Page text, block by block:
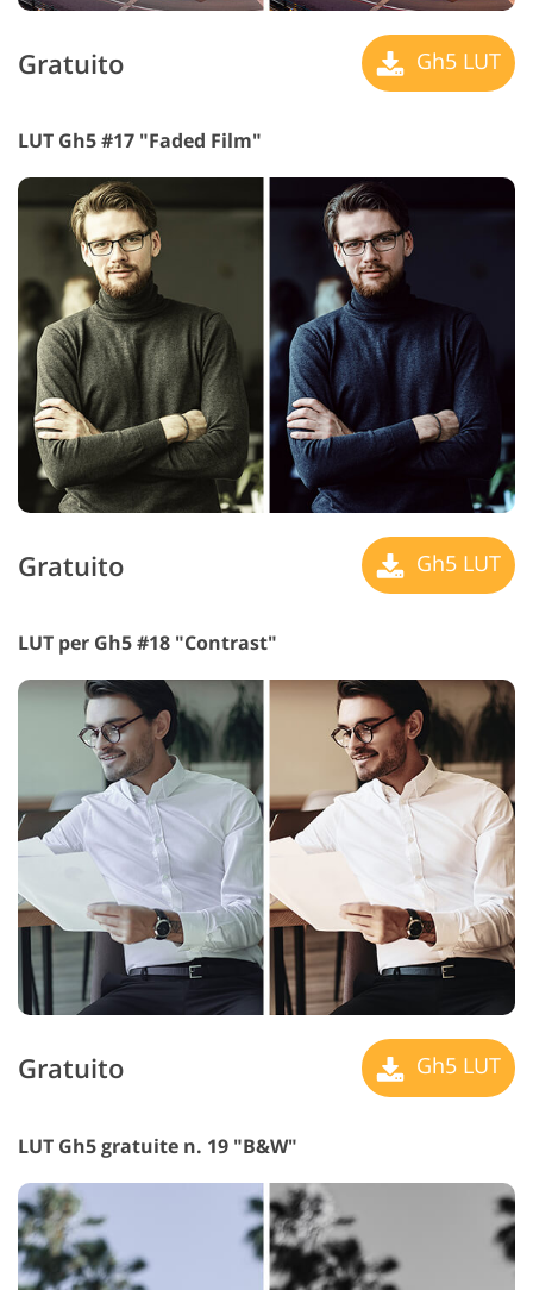
Gratuito Gh5 LUT
LUT Gh5 #17 "Faded Film"
Gratuito Gh5 LUT
LUT per Gh5 #18 "Contrast"
Gratuito Gh5 LUT
LUT Gh5 gratuite n. 19 "B&W"